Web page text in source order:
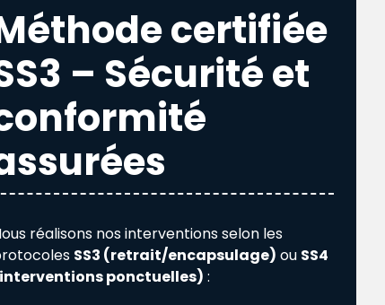
certifiée
– Sécurité et
réalisons nos interventions selon les
SS3 (retrait/encapsulage) ou SS4
ponctuelles) :